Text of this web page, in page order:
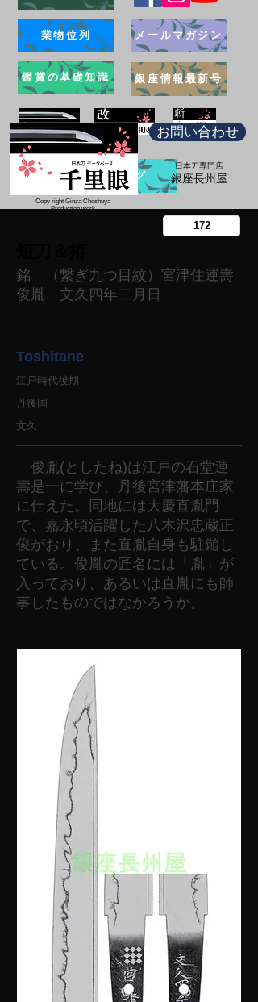
業物位列
鑑賞の基礎知識
メールマガジン
銀座情報最新号
ブログ
お問い合わせ
日本刀専門店
​銀座長州屋
Copy right Ginza Choshuya
Production work
銘 （繋ぎ九つ目紋）宮津住運壽
俊胤 文久四年二月日
Toshitane
江戸時代後期
丹後国
文久
俊胤(としたね)は江戸の石堂運
壽是一に学び、丹後宮津藩本庄家
に仕えた。同地には大慶直胤門
で、嘉永頃活躍した八木沢忠蔵正
俊がおり、また直胤自身も駐鎚し
ている。俊胤の匠名には「胤」が
入っており、あるいは直胤にも師
事したものではなかろうか。